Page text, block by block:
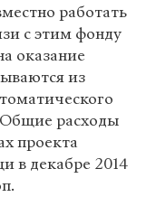
работать
с этим фонду
оказание
из
Общие расходы
проекта
в декабре 2014